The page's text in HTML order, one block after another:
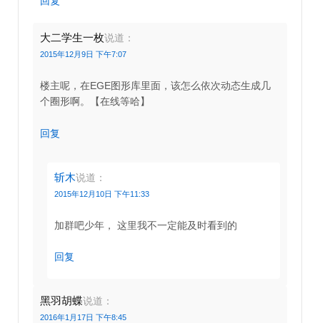
大二学生一枚说道：
2015年12月9日 下午7:07
楼主呢，在EGE图形库里面，该怎么依次动态生成几
个圈形啊。【在线等哈】
回复
斩木说道：
2015年12月10日 下午11:33
加群吧少年， 这里我不一定能及时看到的
回复
黑羽胡蝶说道：
2016年1月17日 下午8:45